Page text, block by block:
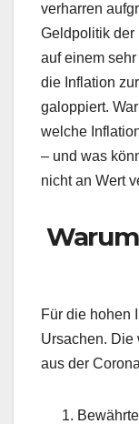
verharren
Geldpolitik der
auf einem
die Inflation
galoppiert.
welche
– und was
nicht an Wert
Für die hohen
Ursachen. Die
aus der